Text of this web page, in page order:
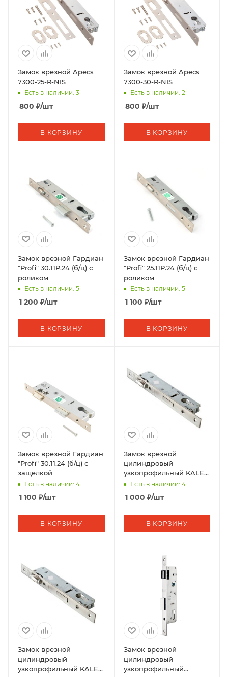
Замок врезной Apecs
7300-25-R-NIS
Есть в наличии: 3
800 ₽/шт
В КОРЗИНУ
Замок врезной Apecs
7300-30-R-NIS
Есть в наличии: 2
800 ₽/шт
В КОРЗИНУ
Замок врезной Гардиан
"Profi" 30.11P.24 (б/ц) с
роликом
Есть в наличии: 5
1 200 ₽/шт
В КОРЗИНУ
Замок врезной Гардиан
"Profi" 25.11Р.24 (б/ц) с
роликом
Есть в наличии: 5
1 100 ₽/шт
В КОРЗИНУ
Замок врезной Гардиан
"Profi" 30.11.24 (б/ц) с
защелкой
Есть в наличии: 4
1 100 ₽/шт
В КОРЗИНУ
Замок врезной
цилиндровый
узкопрофильный KALE
KILIT 155,BS20,R,23NP,w/o
SP,w/o Ros,STB
Есть в наличии: 4
1 000 ₽/шт
В КОРЗИНУ
Замок врезной
цилиндровый
узкопрофильный KALE
Замок врезной
цилиндровый
узкопрофильный